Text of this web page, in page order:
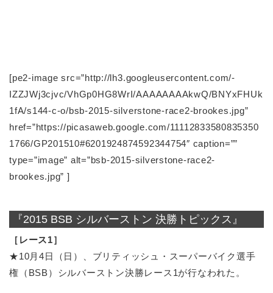
[pe2-image src=”http://lh3.googleusercontent.com/-
IZZJWj3cjvc/VhGp0HG8WrI/AAAAAAAAkwQ/BNYxFHUk
1fA/s144-c-o/bsb-2015-silverstone-race2-brookes.jpg”
href=”https://picasaweb.google.com/11112833580835350
1766/GP201510#6201924874592344754″ caption=””
type=”image” alt=”bsb-2015-silverstone-race2-
brookes.jpg” ]
『2015 BSB シルバーストン 決勝トピックス』
［レース1］
★10月4日（日）、ブリティッシュ・スーパーバイク選手
権（BSB）シルバーストン決勝レース1が行なわれた。